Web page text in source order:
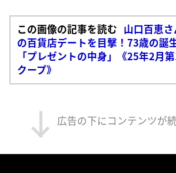
この画像の記事を読む 山口百恵
の百貨店デートを目撃！73歳の誕
「プレゼントの中身」《25年2月
クープ》
広告の下にコンテンツが